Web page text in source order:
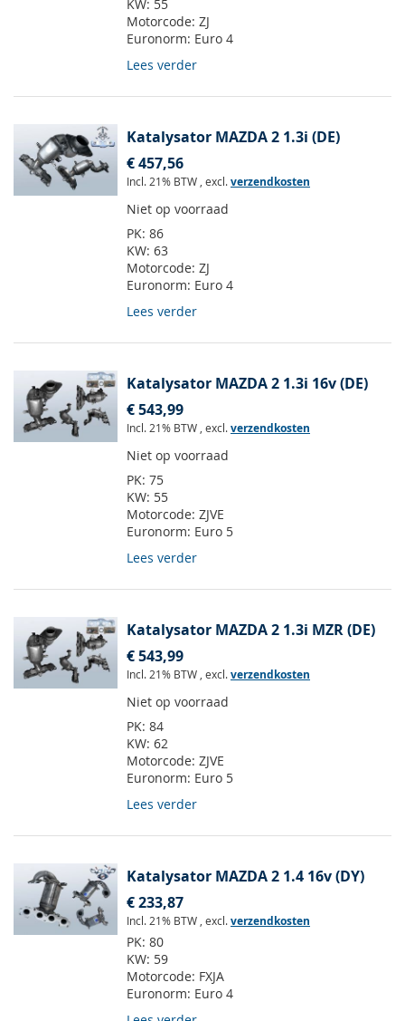
KW: 55
Motorcode: ZJ
Euronorm: Euro 4
Lees verder
Katalysator MAZDA 2 1.3i (DE)
€ 457,56
Incl. 21% BTW , excl.verzendkosten
Niet op voorraad
PK: 86
KW: 63
Motorcode: ZJ
Euronorm: Euro 4
Lees verder
Katalysator MAZDA 2 1.3i 16v (DE)
€ 543,99
Incl. 21% BTW , excl.verzendkosten
Niet op voorraad
PK: 75
KW: 55
Motorcode: ZJVE
Euronorm: Euro 5
Lees verder
Katalysator MAZDA 2 1.3i MZR (DE)
€ 543,99
Incl. 21% BTW , excl.verzendkosten
Niet op voorraad
PK: 84
KW: 62
Motorcode: ZJVE
Euronorm: Euro 5
Lees verder
Katalysator MAZDA 2 1.4 16v (DY)
€ 233,87
Incl. 21% BTW , excl.verzendkosten
PK: 80
KW: 59
Motorcode: FXJA
Euronorm: Euro 4